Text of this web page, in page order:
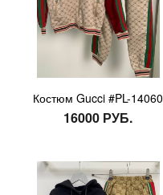
Костюм Gucci #PL-14060
16000 РУБ.